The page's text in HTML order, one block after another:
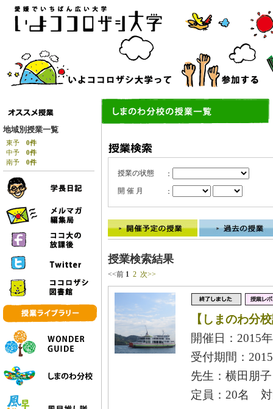
地域別授業一覧
東予 0件
中予 0件
南予 0件
授業の状態
：
開 催 月
：
授業検索結果
<<前 1 2 次>>
【しまのわ分
開催日：2015
受付期間：
先生：横田朋
定員：20名 対